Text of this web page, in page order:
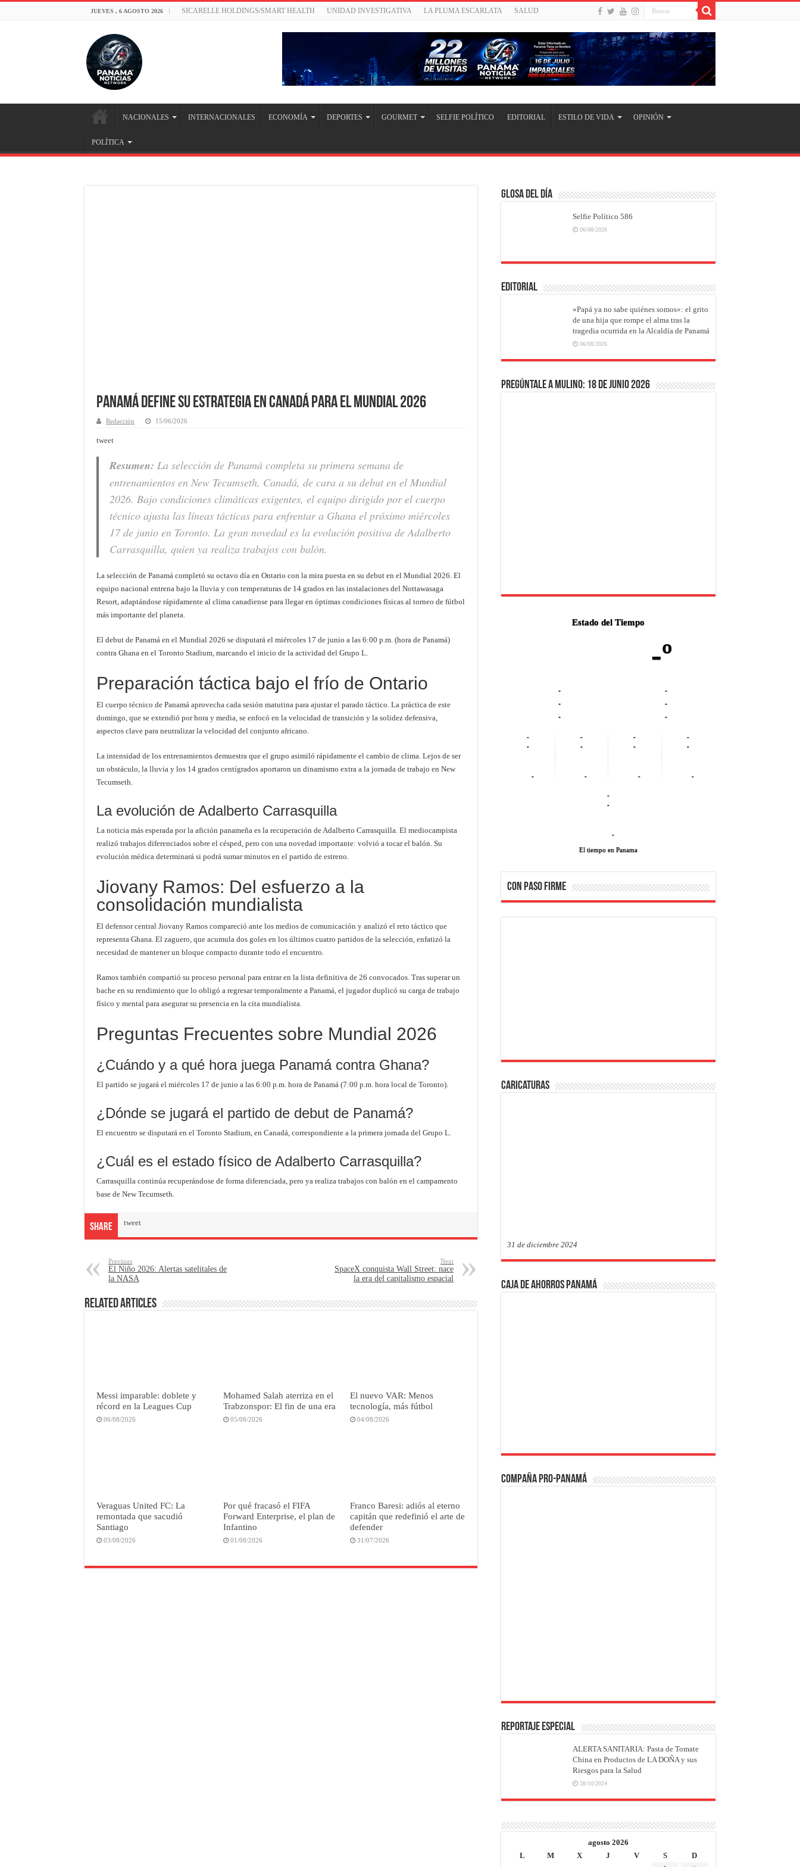
JUEVES , 6 AGOSTO 2026 SICARELLE HOLDINGS/SMART HEALTH UNIDAD INVESTIGATIVA LA PLUMA ESCARLATA SALUD
NACIONALES INTERNACIONALES ECONOMÍA DEPORTES GOURMET SELFIE POLÍTICO EDITORIAL ESTILO DE VIDA OPINIÓN
POLÍTICA
Panamá define su estrategia en Canadá para el Mundial 2026
Redacción 15/06/2026
tweet
Resumen: La selección de Panamá completa su primera semana de
entrenamientos en New Tecumseth, Canadá, de cara a su debut en el Mundial
2026. Bajo condiciones climáticas exigentes, el equipo dirigido por el cuerpo
técnico ajusta las líneas tácticas para enfrentar a Ghana el próximo miércoles
17 de junio en Toronto. La gran novedad es la evolución positiva de Adalberto
Carrasquilla, quien ya realiza trabajos con balón.
La selección de Panamá completó su octavo día en Ontario con la mira puesta en su debut en el Mundial 2026. El
equipo nacional entrena bajo la lluvia y con temperaturas de 14 grados en las instalaciones del Nottawasaga
Resort, adaptándose rápidamente al clima canadiense para llegar en óptimas condiciones físicas al torneo de fútbol
más importante del planeta.
El debut de Panamá en el Mundial 2026 se disputará el miércoles 17 de junio a las 6:00 p.m. (hora de Panamá)
contra Ghana en el Toronto Stadium, marcando el inicio de la actividad del Grupo L.
Preparación táctica bajo el frío de Ontario
El cuerpo técnico de Panamá aprovecha cada sesión matutina para ajustar el parado táctico. La práctica de este
domingo, que se extendió por hora y media, se enfocó en la velocidad de transición y la solidez defensiva,
aspectos clave para neutralizar la velocidad del conjunto africano.
La intensidad de los entrenamientos demuestra que el grupo asimiló rápidamente el cambio de clima. Lejos de ser
un obstáculo, la lluvia y los 14 grados centígrados aportaron un dinamismo extra a la jornada de trabajo en New
Tecumseth.
La evolución de Adalberto Carrasquilla
La noticia más esperada por la afición panameña es la recuperación de Adalberto Carrasquilla. El mediocampista
realizó trabajos diferenciados sobre el césped, pero con una novedad importante: volvió a tocar el balón. Su
evolución médica determinará si podrá sumar minutos en el partido de estreno.
Jiovany Ramos: Del esfuerzo a la
consolidación mundialista
El defensor central Jiovany Ramos compareció ante los medios de comunicación y analizó el reto táctico que
representa Ghana. El zaguero, que acumula dos goles en los últimos cuatro partidos de la selección, enfatizó la
necesidad de mantener un bloque compacto durante todo el encuentro.
Ramos también compartió su proceso personal para entrar en la lista definitiva de 26 convocados. Tras superar un
bache en su rendimiento que lo obligó a regresar temporalmente a Panamá, el jugador duplicó su carga de trabajo
físico y mental para asegurar su presencia en la cita mundialista.
Preguntas Frecuentes sobre Mundial 2026
¿Cuándo y a qué hora juega Panamá contra Ghana?
El partido se jugará el miércoles 17 de junio a las 6:00 p.m. hora de Panamá (7:00 p.m. hora local de Toronto).
¿Dónde se jugará el partido de debut de Panamá?
El encuentro se disputará en el Toronto Stadium, en Canadá, correspondiente a la primera jornada del Grupo L.
¿Cuál es el estado físico de Adalberto Carrasquilla?
Carrasquilla continúa recuperándose de forma diferenciada, pero ya realiza trabajos con balón en el campamento
base de New Tecumseth.
Share tweet
Previous
El Niño 2026: Alertas satelitales de
la NASA
Next
SpaceX conquista Wall Street: nace
la era del capitalismo espacial
Related Articles
Messi imparable: doblete y
récord en la Leagues Cup
06/08/2026
Mohamed Salah aterriza en el
Trabzonspor: El fin de una era
05/08/2026
El nuevo VAR: Menos
tecnología, más fútbol
04/08/2026
Veraguas United FC: La
remontada que sacudió
Santiago
03/08/2026
Por qué fracasó el FIFA
Forward Enterprise, el plan de
Infantino
01/08/2026
Franco Baresi: adiós al eterno
capitán que redefinió el arte de
defender
31/07/2026
Glosa del Día
Selfie Político 586
06/08/2026
EDITORIAL
«Papá ya no sabe quiénes somos»: el grito
de una hija que rompe el alma tras la
tragedia ocurrida en la Alcaldía de Panamá
06/08/2026
Pregúntale a Mulino: 18 de junio 2026
Estado del Tiempo
-º
-
-
-
-
-
-
-
-
-
-
-
-
-
-
-
-
-
-
-
-
-
El tiempo en Panama
CON PASO FIRME
Caricaturas
31 de diciembre 2024
Caja de Ahorros Panamá
Compaña PRO-Panamá
REPORTAJE ESPECIAL
ALERTA SANITARIA: Pasta de Tomate
China en Productos de LA DOÑA y sus
Riesgos para la Salud
28/10/2024
agosto 2026
L
M X J V S
D